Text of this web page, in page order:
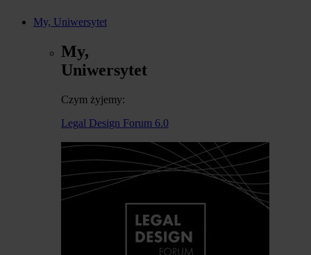
My, Uniwersytet
My,
Uniwersytet
Czym żyjemy:
Legal Design Forum 6.0